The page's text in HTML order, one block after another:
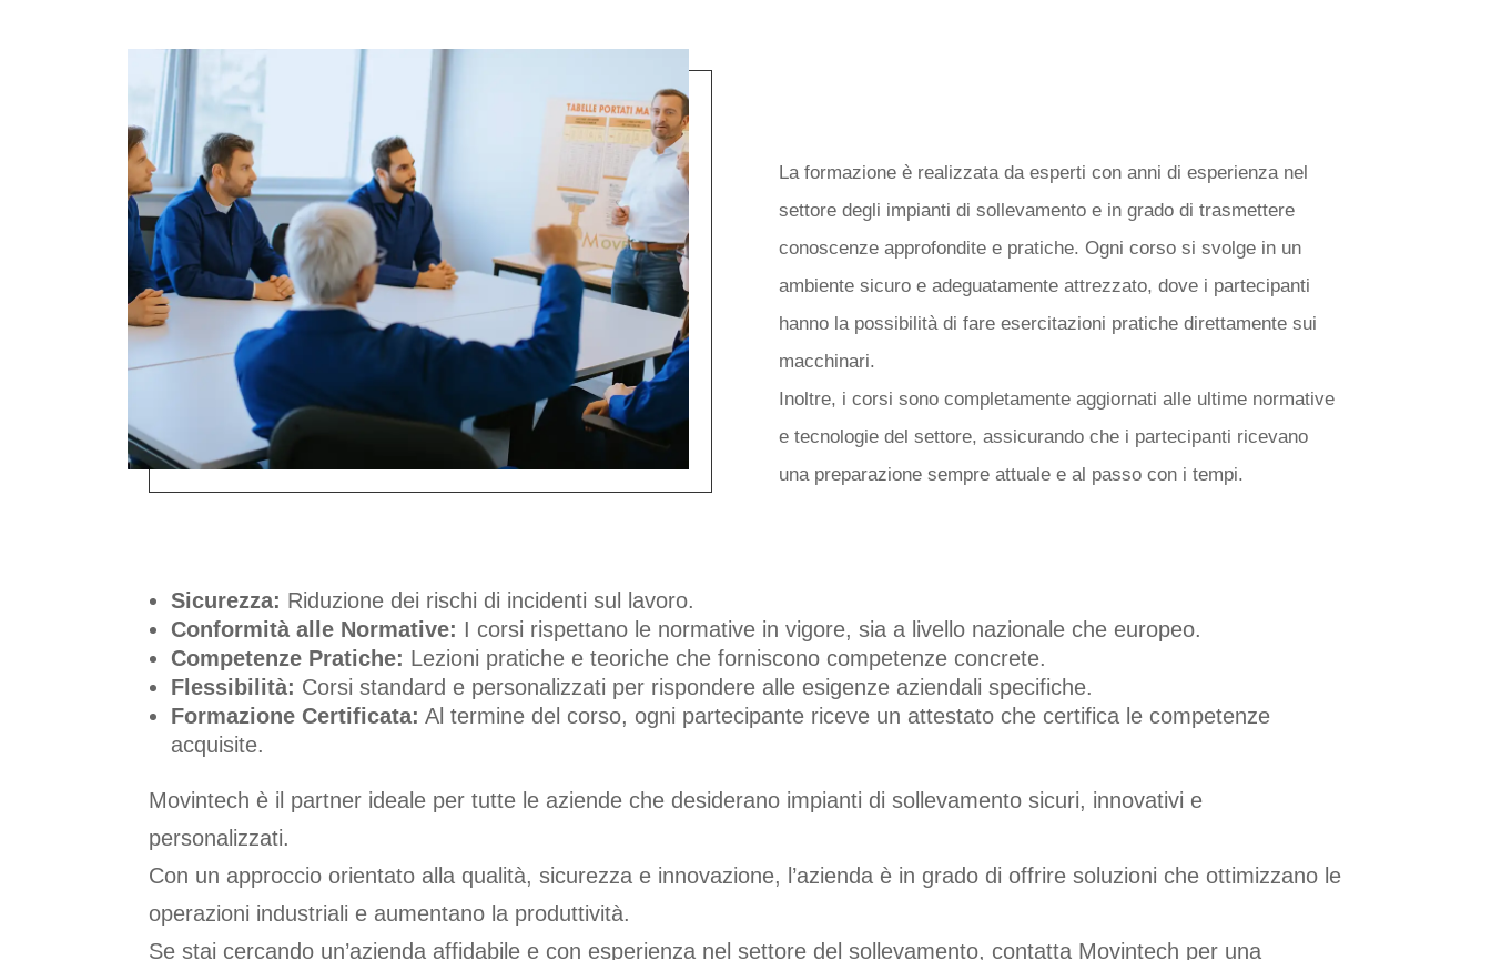
La formazione è realizzata da esperti con anni di esperienza nel
settore degli impianti di sollevamento e in grado di trasmettere
conoscenze approfondite e pratiche. Ogni corso si svolge in un
ambiente sicuro e adeguatamente attrezzato, dove i partecipanti
hanno la possibilità di fare esercitazioni pratiche direttamente sui
macchinari.
Inoltre, i corsi sono completamente aggiornati alle ultime normative
e tecnologie del settore, assicurando che i partecipanti ricevano
una preparazione sempre attuale e al passo con i tempi.
Sicurezza: Riduzione dei rischi di incidenti sul lavoro.
Conformità alle Normative: I corsi rispettano le normative in vigore, sia a livello nazionale che europeo.
Competenze Pratiche: Lezioni pratiche e teoriche che forniscono competenze concrete.
Flessibilità: Corsi standard e personalizzati per rispondere alle esigenze aziendali specifiche.
Formazione Certificata: Al termine del corso, ogni partecipante riceve un attestato che certifica le competenze
acquisite.
Movintech è il partner ideale per tutte le aziende che desiderano impianti di sollevamento sicuri, innovativi e
personalizzati.
Con un approccio orientato alla qualità, sicurezza e innovazione, l’azienda è in grado di offrire soluzioni che ottimizzano le
operazioni industriali e aumentano la produttività.
Se stai cercando un’azienda affidabile e con esperienza nel settore del sollevamento, contatta Movintech per una